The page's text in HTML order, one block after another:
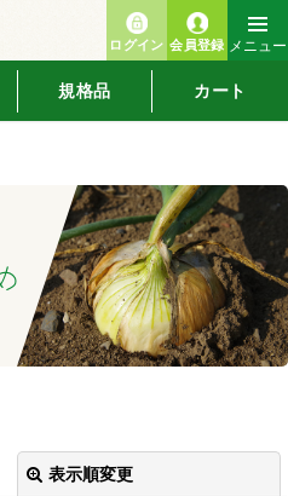
ログイン 会員登録 メニュー
規格品 カート
商品]
表示順変更